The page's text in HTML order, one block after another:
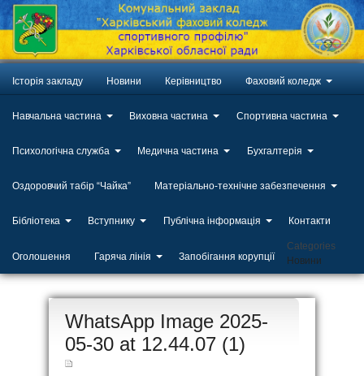
Історія закладу Новини Керівництво Фаховий коледж
Навчальна частина Виховна частина Спортивна частина
Психологічна служба Медична частина Бухгалтерія
Оздоровчий табір “Чайка” Матеріально-технічне забезпечення
Бібліотека Вступнику Публічна інформація Контакти
Оголошення Гаряча лінія Запобігання корупції
Categories
Новини
20
WhatsApp Image 2025-
05-30 at 12.44.07 (1)